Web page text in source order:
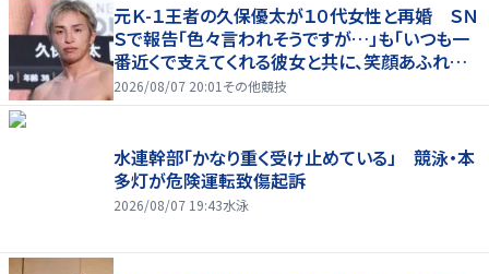
元Ｋ-１王者の久保優太が１０代女性と再婚 ＳＮ
Ｓで報告「色々言われそうですが…」も「いつも一
番近くで支えてくれる彼女と共に、笑顔あふれる
家庭を築いていきたい」
2026/08/07 20:01 その他競技
水連幹部「かなり重く受け止めている」 競泳・本
多灯が危険運転致傷起訴
2026/08/07 19:43水泳